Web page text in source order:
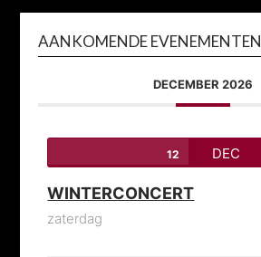
AANKOMENDE EVENEMENTEN
DECEMBER 2026
12 DEC
WINTERCONCERT
zaterdag